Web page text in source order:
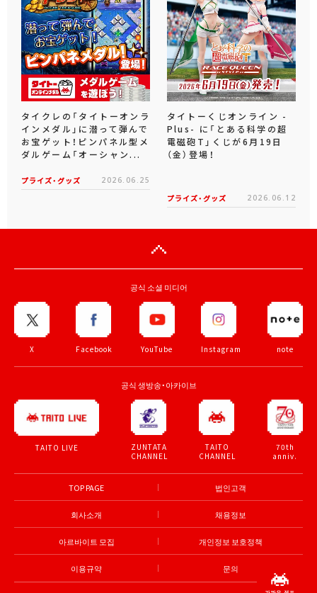
タイクレの「タイトーオンラ
インメダル」に潜って弾んで
お宝ゲット！ピンパネル型メ
ダルゲーム「オーシャン...
プライズ・グッズ 2026.06.25
タイトーくじオンライン -
Plus- に「とある科学の超
電磁砲T」くじが6月19日
（金）登場！
プライズ・グッズ 2026.06.12
공식 소셜 미디어
X Facebook YouTube Instagram note
공식 생방송・아카이브
TAITO LIVE
ZUNTATA
CHANNEL
TAITO
CHANNEL
70th
anniv.
TOP PAGE 법인고객
회사소개 채용정보
아르바이트 모집 개인정보 보호정책
이용규약 문의